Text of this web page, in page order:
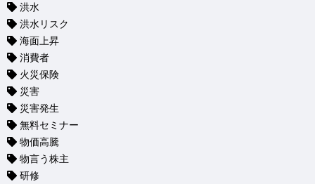
洪水
洪水リスク
海面上昇
消費者
火災保険
災害
災害発生
無料セミナー
物価高騰
物言う株主
研修